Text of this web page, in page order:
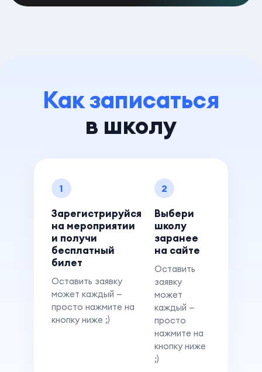
Как записаться
в школу
1
Зарегистрируйся
на мероприятии
и получи
бесплатный
билет
Оставить заявку
может каждый —
просто нажмите на
кнопку ниже ;)
2
Выбери
школу
заранее
на сайте
Оставить
заявку
может
каждый —
просто
нажмите на
кнопку ниже
;)